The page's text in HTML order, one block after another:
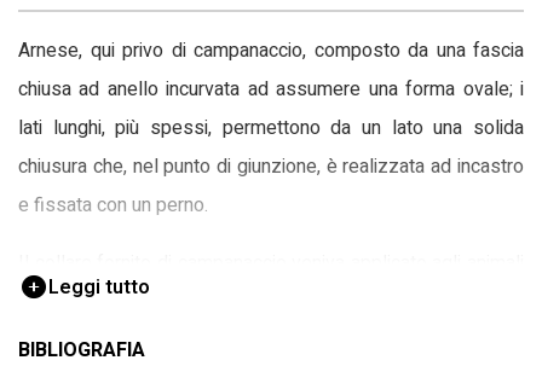
Arnese, qui privo di campanaccio, composto da una fascia
chiusa ad anello incurvata ad assumere una forma ovale; i
lati lunghi, più spessi, permettono da un lato una solida
chiusura che, nel punto di giunzione, è realizzata ad incastro
e fissata con un perno.
più irrequieti o a quelli dominanti per controllarne gli
spostamenti. Ad ogni campanaccio corrisponde un suono
Leggi tutto
BIBLIOGRAFIA